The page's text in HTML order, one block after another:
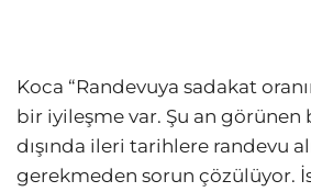
Koca “Randevuya sadakat
bir iyileşme var. Şu an görünen
dışında ileri tarihlere randevu
gerekmeden sorun çözülüyor.